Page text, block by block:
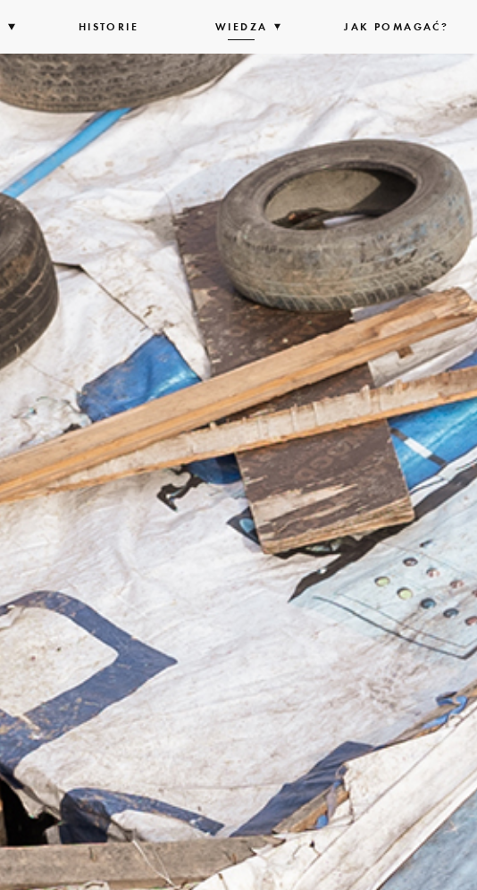
ROZWIŃ
HISTORIE WIEDZA
ROZWIŃ
JAK POMAGAĆ?